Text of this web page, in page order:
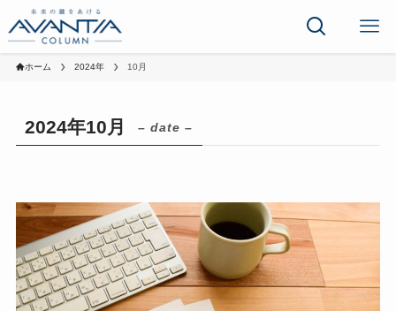
ホーム 2024年 10月
2024年10月 – date –